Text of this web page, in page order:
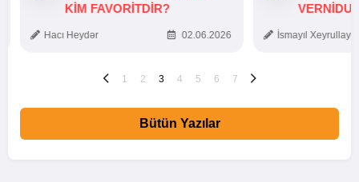
KIM FAVORITDIR?
Hacı Heydər 02.06.2026 İsmayıl
1 2 3 4 5 6 7
Bütün Yazılar